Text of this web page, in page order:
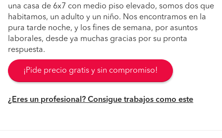
una casa de 6x7 con medio piso elevado, somos dos que
habitamos, un adulto y un niño. Nos encontramos en la
pura tarde noche, y los fines de semana, por asuntos
laborales, desde ya muchas gracias por su pronta
respuesta.
¡Pide precio gratis y sin compromiso!
¿Eres un profesional? Consigue trabajos como este